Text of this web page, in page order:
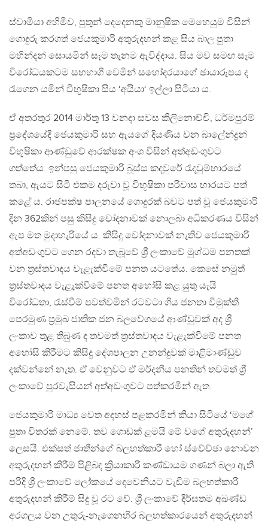
ස්වාමියා අහිමිව, පුතුන් දෙදෙනකු මානුෂික මෙහෙයුම විසින්
ගොදුරු කරගත් ජෙයකුමාරි අතුරුදහන් කළ සිය බාල පුතා
මහින්දන් සොයමින් සෑම තැනම ඇවිද්දාය. සිය මව සමඟ සෑම
විරෝධයකටම සහභාගී වෙමින් සහෝදරයාගේ ඡායාරූපය ද
රැගෙන යමින් විභූෂිකා සිය ‘අයියා‘ ඉල්ලා සිටියා ය.
ඒ අතරතුර 2014 මාර්තු 13 වනදා සවස කිලිනොච්චි, ධර්මපුරම්
ප්‍රදේශයේදී ජෙයකුමාරි සහ ඇයගේ දියණිය වන බාලේන්ද්‍රන්
විභූෂිකා ආණ්ඩුවේ ආරක්ෂක අංශ විසින් අත්අඩංගුවට
ගත්තේය. ඉන්පසු ජෙයකුමාරි බූස්ස කදවුරේ රැදවුම්භාරයේ
තබා, ඇයට සිටි එකම දරුවා වූ විභූෂිකා පරිවාස භාරයට පත්
කළේ ය. රාජපක්ෂ පාලනයේ ගොදුරක් බවට පත් වූ ජෙයකුමාරි
දින 362කින් පසු කිසිදු චෝදනාවක් නොලබා අධිකරණය විසින්
ඇප මත මුදාහැරියේ ය. කිසිදු චෝදනාවක් නැතිව ජෙයකුමාරි
අත්අඩංගුවට ගෙන රදවා තැබූවේ ශ්‍රී ලංකාවේ මුග්ධම පනතක්
වන ත්‍රස්තවාදය වැළැක්වීමේ පනත යටතේය. කෙසේ නමුත්
ත්‍රස්තවාදය වැළැක්වීමේ පනත අහෝසි කළ යුතු යැයි
විරෝධතා, රැස්වීම් පවත්වමින් රටවටා ගිය ජනතා විමුක්ති
පෙරමුණ ප්‍රමුඛ ජාතික ජන බලවේගයේ ආණ්ඩුවක් අද ශ්‍රී
ලංකාව තුළ තිබුණ ද තවමත් ත්‍රස්තවාදය වැළැක්වීමේ පනත
අහෝසි කිරීමට කිසිදු දේශපාලන උනන්දුවක් මාළිමාණ්ඩුව
දක්වන්නේ නැත. ඒ වෙනුවට ඒ මර්දනීය පනතින් තවමත් ශ්‍රී
ලංකාවේ පුරවැසියන් අත්අඩංගුවට පත්කරමින් ඇත.
ජෙයකුමාරි මාධ්‍ය වෙත අදහස් පළකරමින් කියා සිටියේ ‘මගේ
පුතා විතරක් නෙමේ. තව ගොඩක් ළමයි මේ වගේ අතුරුදහන්’
ලෙසයි. එක්සත් ජාතීන්ගේ බලහත්කාරී හෝ ස්වේච්ඡා නොවන
අතුරුදහන් කිරීම් පිළිබඳ ක්‍රියාකාරී කණ්ඩායම ගණන් බලා ඇති
පරිදි ශ්‍රී ලංකාවේ ලෝකයේ දෙවෙනියට වැඩිම බලහත්කාරී
අතුරුදහන් කිරීම් සිදු වූ රට වේ. ශ්‍රී ලංකාවේ දීර්ඝතම අඛණ්ඩ
අරගලය වන උතුරු-නැගෙනහිර බලහත්කාරයෙන් අතුරුදහන්